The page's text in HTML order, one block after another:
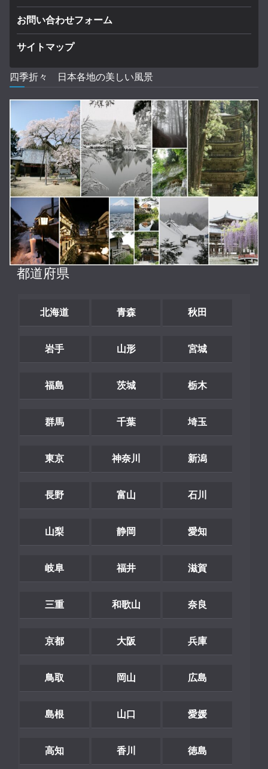
お問い合わせフォーム
サイトマップ
四季折々 日本各地の美しい風景
都道府県
北海道 青森 秋田
岩手 山形 宮城
福島 茨城 栃木
群馬 千葉 埼玉
東京 神奈川 新潟
長野 富山 石川
山梨 静岡 愛知
岐阜 福井 滋賀
三重 和歌山 奈良
京都 大阪 兵庫
鳥取 岡山 広島
島根 山口 愛媛
高知 香川 徳島